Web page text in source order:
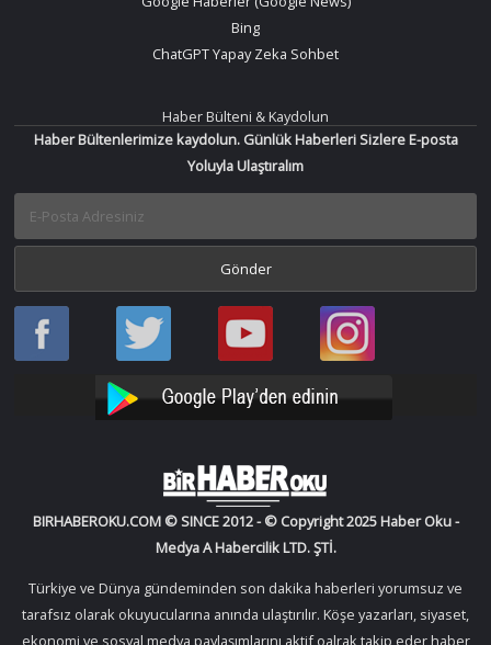
Bing
ChatGPT Yapay Zeka Sohbet
Haber Bülteni & Kaydolun
Haber Bültenlerimize kaydolun. Günlük Haberleri Sizlere E-posta
Yoluyla Ulaştıralım
Haber
Oku
Haber
Oku
Bir
Haber
YouTube
Bir
Haber
Instagram
BIRHABEROKU.COM © SINCE 2012 - © Copyright 2025 Haber Oku -
Medya A Habercilik LTD. ŞTİ.
Türkiye ve Dünya gündeminden son dakika haberleri yorumsuz ve
tarafsız olarak okuyucularına anında ulaştırılır. Köşe yazarları, siyaset,
ekonomi ve sosyal medya paylaşımlarını aktif oalrak takip eder haber